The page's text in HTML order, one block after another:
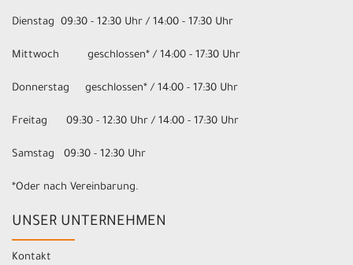
Dienstag 09:30 - 12:30 Uhr / 14:00 - 17:30 Uhr
Mittwoch geschlossen* / 14:00 - 17:30 Uhr
Donnerstag geschlossen* / 14:00 - 17:30 Uhr
Freitag 09:30 - 12:30 Uhr / 14:00 - 17:30 Uhr
Samstag 09:30 - 12:30 Uhr
*Oder nach Vereinbarung.
UNSER UNTERNEHMEN
Kontakt